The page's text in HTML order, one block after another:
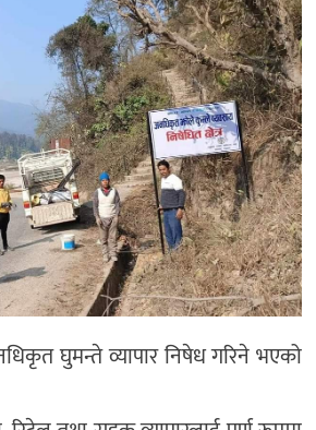
घुमन्ते व्यापार निषेध गरिने भएको